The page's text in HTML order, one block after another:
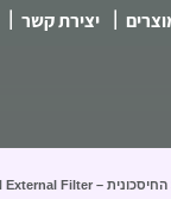
| יצירת קשר |